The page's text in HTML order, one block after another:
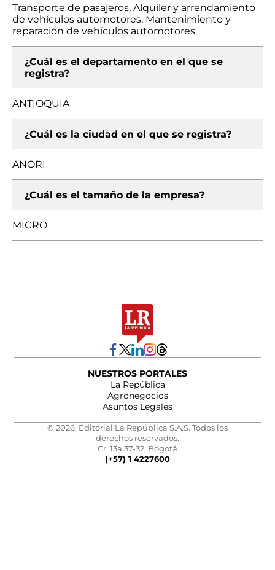
Transporte de pasajeros, Alquiler y arrendamiento
de vehículos automotores, Mantenimiento y
reparación de vehículos automotores
¿Cuál es el departamento en el que se
registra?
ANTIOQUIA
¿Cuál es la ciudad en el que se registra?
ANORI
¿Cuál es el tamaño de la empresa?
MICRO
NUESTROS PORTALES
La República
Agronegocios
Asuntos Legales
© 2026, Editorial La República S.A.S. Todos los
derechos reservados.
Cr. 13a 37-32, Bogotá
(+57) 1 4227600